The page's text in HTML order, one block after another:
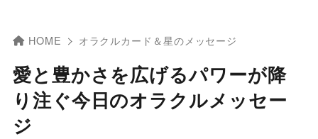
HOME オラクルカード＆星のメッセージ
愛と豊かさを広げるパワーが降
り注ぐ今日のオラクルメッセー
ジ